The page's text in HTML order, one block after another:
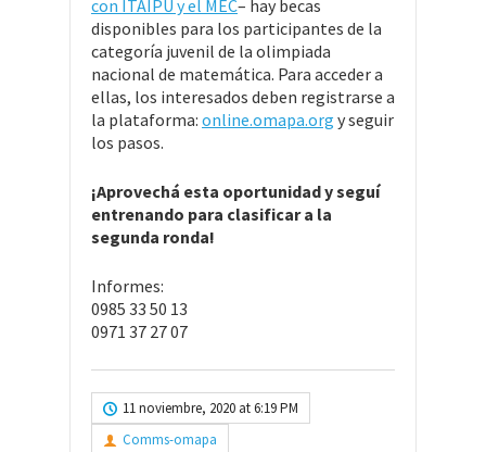
con ITAIPÚ y el MEC– hay becas
disponibles para los participantes de la
categoría juvenil de la olimpiada
nacional de matemática. Para acceder a
ellas, los interesados deben registrarse a
la plataforma: online.omapa.org y seguir
los pasos.
¡Aprovechá esta oportunidad y seguí
entrenando para clasificar a la
segunda ronda!
Informes:
0985 33 50 13
0971 37 27 07
11 noviembre, 2020 at 6:19 PM
Comms-omapa